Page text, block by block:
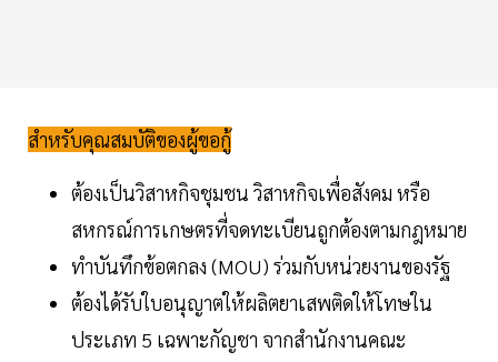
สำหรับคุณสมบัติของผู้ขอกู้
ต้องเป็นวิสาหกิจชุมชน วิสาหกิจเพื่อสังคม หรือ
สหกรณ์การเกษตรที่จดทะเบียนถูกต้องตามกฎหมาย
ทำบันทึกข้อตกลง (MOU) ร่วมกับหน่วยงานของรัฐ
ต้องได้รับใบอนุญาตให้ผลิตยาเสพติดให้โทษใน
ประเภท 5 เฉพาะกัญชา จากสำนักงานคณะ